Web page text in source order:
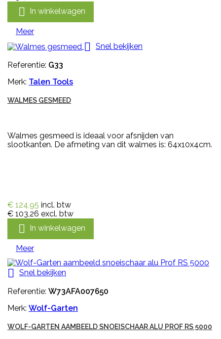
 In winkelwagen
Meer
 Snel bekijken
Referentie: G33
Merk: Talen Tools
WALMES GESMEED
Walmes gesmeed is ideaal voor afsnijden van
slootkanten. De afmeting van dit walmes is: 64x10x4cm.
€ 124,95 incl. btw
€ 103,26 excl. btw
 In winkelwagen
Meer
 Snel bekijken
Referentie: W73AFA007650
Merk: Wolf-Garten
WOLF-GARTEN AAMBEELD SNOEISCHAAR ALU PROF RS 5000